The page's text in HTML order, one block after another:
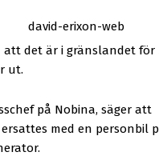
att det är i gränslandet
ut.
på Nobina, säger att
med en personbil